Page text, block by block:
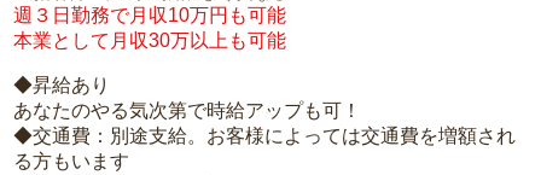
週３日勤務で月収10万円も可能
本業として月収30万以上も可能
◆昇給あり
あなたのやる気次第で時給アップも可！
◆交通費：別途支給。お客様によっては交通費を増額され
る方もいます